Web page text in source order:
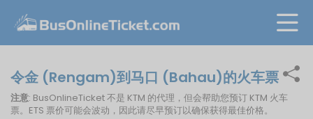
令金 (Rengam)到马口 (Bahau)的火车票
注意: BusOnlineTicket 不是 KTM 的代理，但会帮助您预订 KTM 火车
票。ETS 票价可能会波动，因此请尽早预订以确保获得最佳价格。